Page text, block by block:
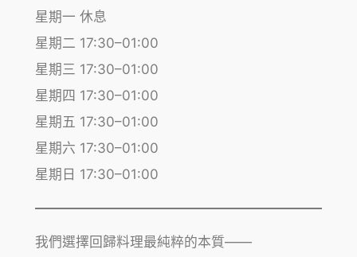
星期一 休息
星期二 17:30–01:00
星期三 17:30–01:00
星期四 17:30–01:00
星期五 17:30–01:00
星期六 17:30–01:00
星期日 17:30–01:00
我們選擇回歸料理最純粹的本質——